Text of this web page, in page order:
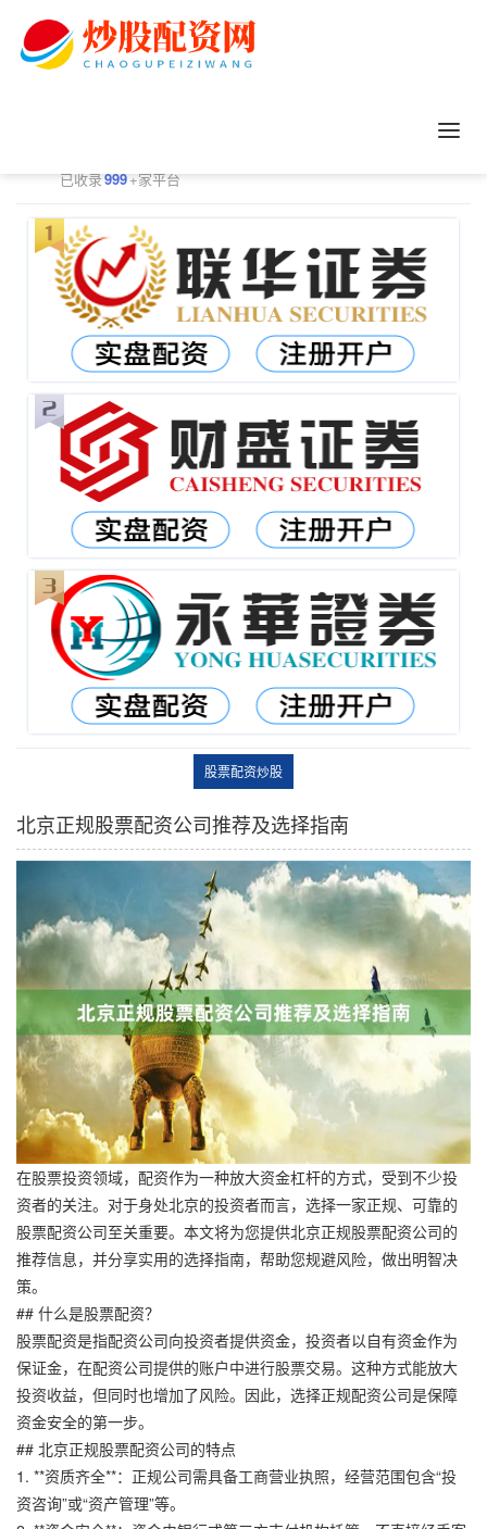
已收录999+家平台
股票配资炒股
北京正规股票配资公司推荐及选择指南
在股票投资领域，配资作为一种放大资金杠杆的方式，受到不少投
资者的关注。对于身处北京的投资者而言，选择一家正规、可靠的
股票配资公司至关重要。本文将为您提供北京正规股票配资公司的
推荐信息，并分享实用的选择指南，帮助您规避风险，做出明智决
策。
## 什么是股票配资？
股票配资是指配资公司向投资者提供资金，投资者以自有资金作为
保证金，在配资公司提供的账户中进行股票交易。这种方式能放大
投资收益，但同时也增加了风险。因此，选择正规配资公司是保障
资金安全的第一步。
## 北京正规股票配资公司的特点
1. **资质齐全**：正规公司需具备工商营业执照，经营范围包含“投
资咨询”或“资产管理”等。